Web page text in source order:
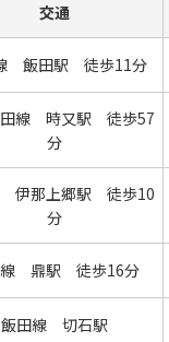
交通
飯田駅 徒歩11分
田線 時又駅 徒歩57
分
伊那上郷駅 徒歩10
分
鼎駅 徒歩16分
飯田線 切石駅